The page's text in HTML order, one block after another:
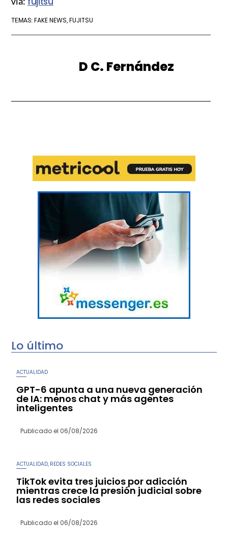
TEMAS:FAKE NEWS ,FUJITSU
D C. Fernández
Lo último
ACTUALIDAD
GPT-6 apunta a una nueva generación
de IA: menos chat y más agentes
inteligentes
Publicado el 06/08/2026
ACTUALIDAD REDES SOCIALES
TikTok evita tres juicios por adicción
mientras crece la presión judicial sobre
las redes sociales
Publicado el 06/08/2026